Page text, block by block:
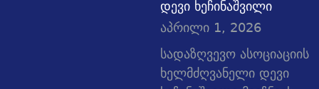
დევი ხეჩინაშვილი
აპრილი 1, 2026
სადაზღვევო ასოციაციის
ხელმძღვანელი დევი